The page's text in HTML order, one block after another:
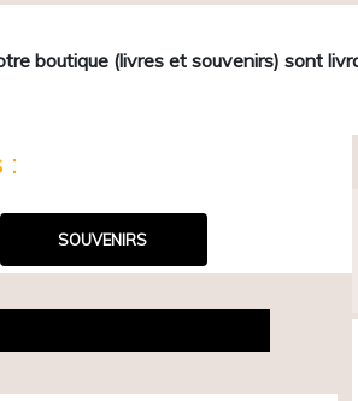
boutique (livres et souvenirs) sont
:
SOUVENIRS